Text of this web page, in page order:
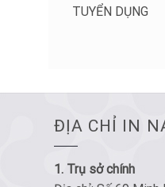
TUYỂN DỤNG
ĐỊA CHỈ IN
1. Trụ sở chính